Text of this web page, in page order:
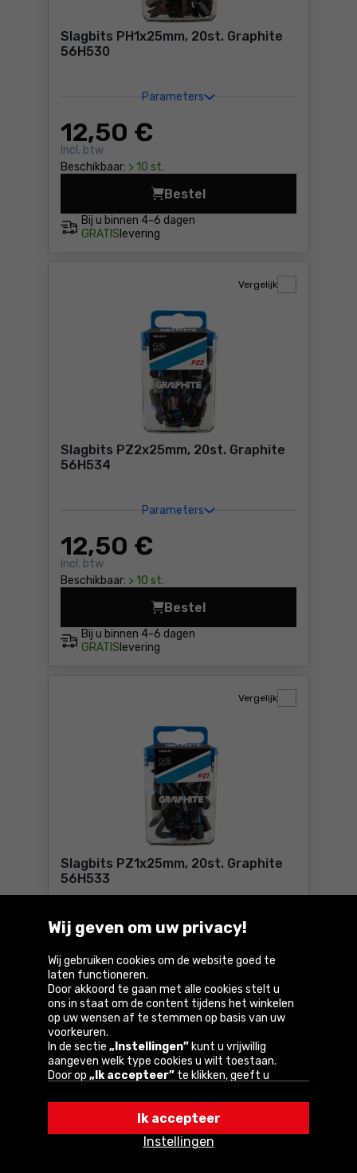
Slagbits PH1x25mm, 20st. Graphite
56H530
Parameters
12,50 €
Incl. btw
Beschikbaar: > 10 st.
Bij u binnen 4-6 dagen
GRATIS levering
Bestel
Slagbits PH1x25mm, 20st.
Slagbits PZ2x25mm, 20st. Graphite
56H534
Parameters
12,50 €
Incl. btw
Beschikbaar: > 10 st.
Vergelijk
Bij u binnen 4-6 dagen
GRATIS levering
Bestel
Slagbits PZ2x25mm, 20st.
Slagbits PZ1x25mm, 20st. Graphite
56H533
Parameters
12,50 €
Incl. btw
Beschikbaar: > 10 st.
Vergelijk
Bij u binnen4-6 dagen
GRATIS levering
BestelSlagbits PZ1x25mm, 20st.
Wij geven om uw privacy!
Wij gebruiken cookies om de website goed te
laten functioneren.
Door akkoord te gaan met alle cookies stelt u
ons in staat om de content tijdens het winkelen
op uw wensen af te stemmen op basis van uw
voorkeuren.
In de sectie „Instellingen” kunt u vrijwillig
aangeven welk type cookies u wilt toestaan.
Door op „Ik accepteer” te klikken, geeft u
volgens de instellingen van uw browser.
U kunt uw keuze te allen tijde wijzigen door op
„Instellingen”in het cookiebeleid te klikken.
Een van onze partners is Google.
Instellingen
Ik accepteer